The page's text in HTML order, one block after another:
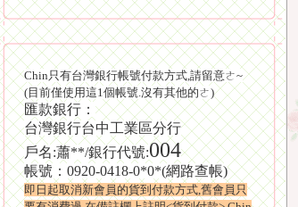
Chin只有台灣銀行帳號付款方式,請留意ㄜ~
(目前僅使用這1個帳號.沒有其他的ㄜ)
匯款銀行：
台灣銀行台中工業區分行
戶名:蕭**/銀行代號:004
帳號：0920-0418-0*0*(網路查帳)
即日起取消新會員的貨到付款方式,舊會員只